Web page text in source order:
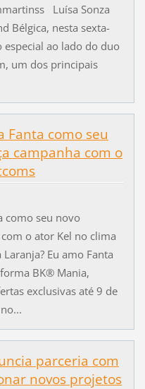
Luísa Sonza
Bélgica, nesta sexta-
ao lado do duo
um dos principais
Fanta como seu
campanha com o
como seu novo
o ator Kel no clima
Eu amo Fanta
BK® Mania,
exclusivas até 9 de
parceria com
novos projetos